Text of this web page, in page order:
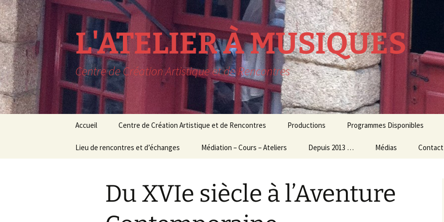
L'ATELIER À MUSIQUES
Centre de Création Artistique et de Rencontres
contenu
Accueil
LIEU DE RESIDENCE Le lieu
Centre de Création Artistique et de Rencontres
CONCERTS EN SORTIE Clavecin
L’AAM
ET THEATRE
Productions
THEATRE MUSICAL
MUSIQUE
CONTEMPORAINE
Programmes Disponibles
Lieu de rencontres et d’échanges
Conférences
Médiation – Cours – Ateliers
Cours et Ateliers
Pédagogiques
Depuis 2013 … Médias
Photos
Contact
Du XVIe siècle à l’Aventure